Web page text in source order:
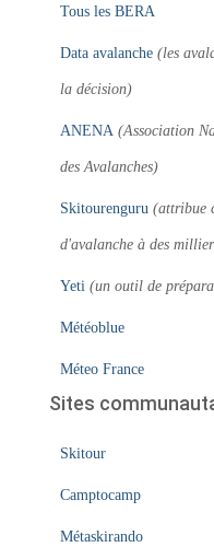
Tous les BERA
Data avalanche (les
la décision)
ANENA (Association
des Avalanches)
Skitourenguru (attribue
d'avalanche à des
Yeti (un outil de
Météoblue
Méteo France
Sites
Skitour
Camptocamp
Métaskirando